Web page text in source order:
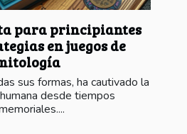
para principiantes
en juegos de
sus formas, ha cautivado la
desde tiempos